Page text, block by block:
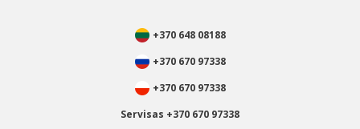
+370 648 08188
+370 670 97338
+370 670 97338
Servisas +370 670 97338